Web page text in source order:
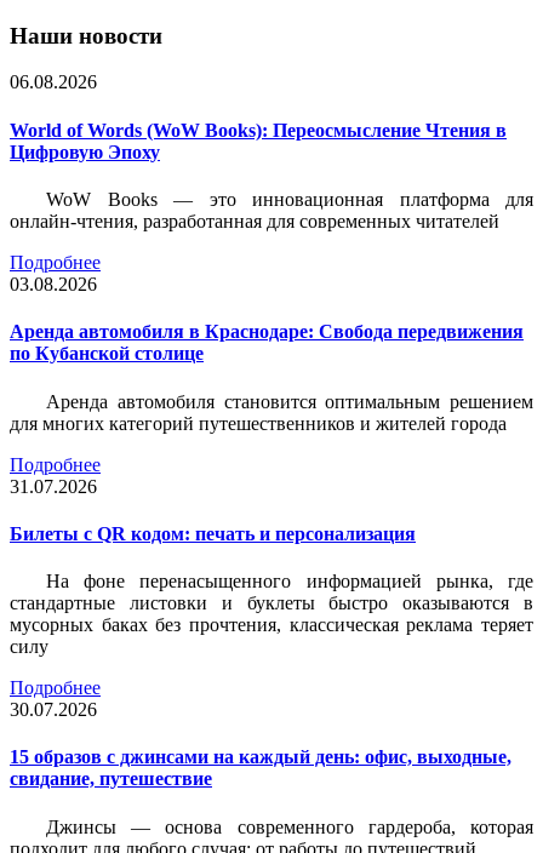
Наши новости
06.08.2026
World of Words (WoW Books): Переосмысление Чтения в
Цифровую Эпоху
WoW Books — это инновационная платформа для
онлайн-чтения, разработанная для современных читателей
Подробнее
03.08.2026
Аренда автомобиля в Краснодаре: Свобода передвижения
по Кубанской столице
Аренда автомобиля становится оптимальным решением
для многих категорий путешественников и жителей города
Подробнее
31.07.2026
Билеты c QR кодом: печать и персонализация
На фоне перенасыщенного информацией рынка, где
стандартные листовки и буклеты быстро оказываются в
мусорных баках без прочтения, классическая реклама теряет
силу
Подробнее
30.07.2026
15 образов с джинсами на каждый день: офис, выходные,
свидание, путешествие
Джинсы — основа современного гардероба, которая
подходит для любого случая: от работы до путешествий